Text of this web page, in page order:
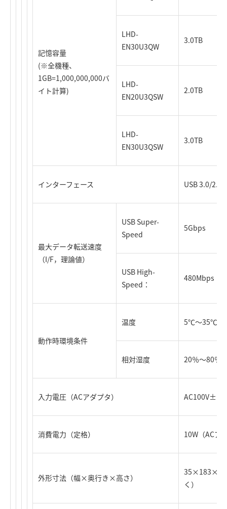
記憶容量
(※全機種、
1GB=1,000,000,000バ
イト計算)
LHD-
EN30U3QW
3.0TB
LHD-
EN20U3QSW
2.0TB
LHD-
EN30U3QSW
3.0TB
インターフェース USB 3.0/2.0
最大データ転送速度
（I/F，理論値）
USB Super-
Speed
5Gbps
USB High-
Speed：
480Mbps
動作時環境条件
温度 5℃～35℃
相対湿度 20％～80％
入力電圧（ACアダプタ） AC100V±10
消費電力（定格） 10W（ACア
外形寸法（幅×奥行き×高さ）
く）